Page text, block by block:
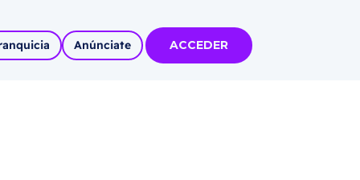
Anúnciate ACCEDER